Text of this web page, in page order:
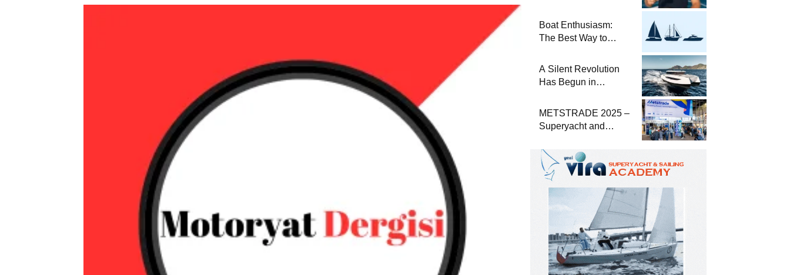
Required for Sailing
at Sea
Boat Enthusiasm:
The Best Way to
and a
Comprehensive Boat
A Silent Revolution
Has Begun in
METSTRADE 2025 –
Superyacht and
Economic Report